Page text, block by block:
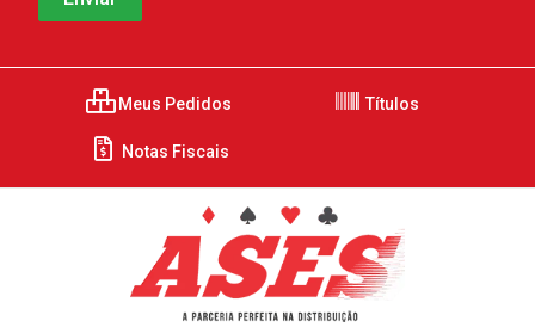
Meus Pedidos Títulos
Notas Fiscais